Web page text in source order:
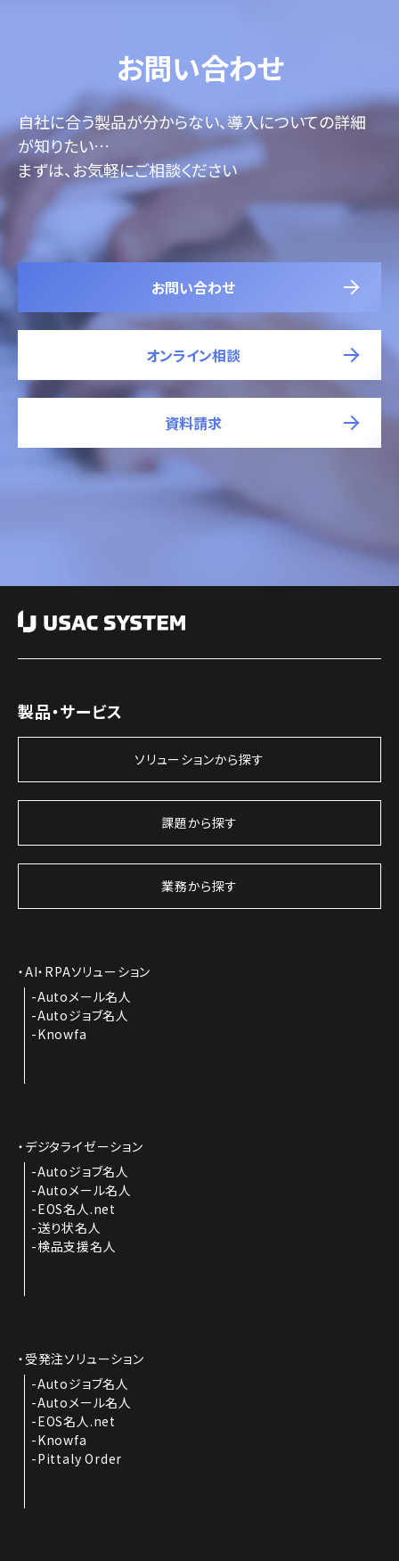
お問い合わせ
自社に合う製品が分からない、導入についての詳細
が知りたい…
まずは、お気軽にご相談ください
お問い合わせ
オンライン相談
資料請求
製品・サービス
ソリューションから探す
課題から探す
業務から探す
AI・RPAソリューション
Autoメール名人
Autoジョブ名人
Knowfa
デジタライゼーション
Autoジョブ名人
Autoメール名人
EOS名人.net
送り状名人
検品支援名人
受発注ソリューション
Autoジョブ名人
Autoメール名人
EOS名人.net
Knowfa
Pittaly Order